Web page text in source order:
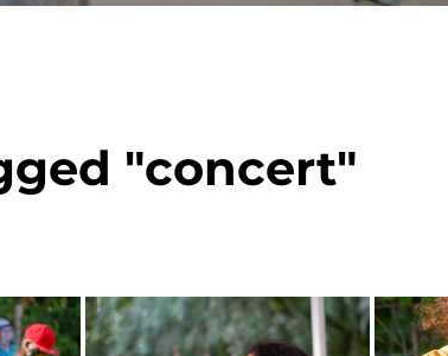
"concert"